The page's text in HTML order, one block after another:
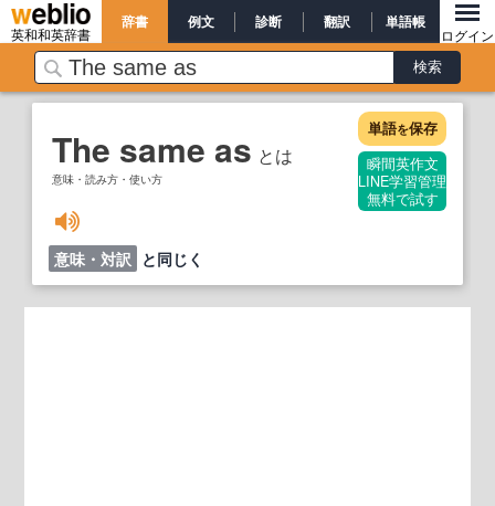
英和和英辞書
辞書 例文 診断 翻訳 単語帳
ログイン
The same as とは
意味・読み方・使い方
単語を保存
瞬間英作文
LINE学習管理
無料で試す
意味・対訳 と同じく